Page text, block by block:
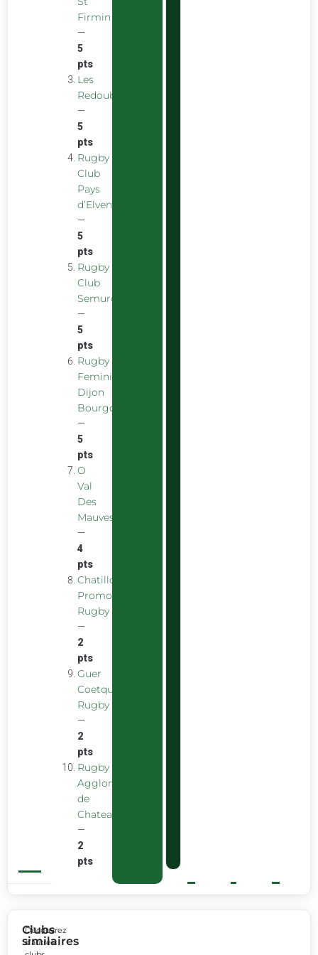
Firmin
—
5
pts
Les
Redoubstables
—
5
pts
Rugby
Club
Pays
d’Elven
—
5
pts
Rugby
Club
Semurois
—
5
pts
Rugby
Feminin
Dijon
Bourgogne
—
5
pts
O
Val
Des
Mauves
—
4
pts
Chatillon
Promotion
Rugby
—
2
pts
Guer
Coetquidan
Rugby
—
2
pts
Rugby
Agglomeration
de
Chateaubourg
—
2
pts
Clubs
similaires
Découvrez
d’autres